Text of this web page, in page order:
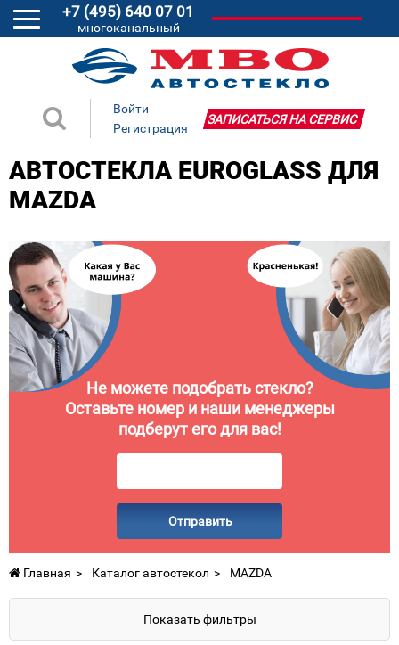
+7 (495) 640 07 01
многоканальный
Войти
Регистрация
ЗАПИСАТЬСЯ НА СЕРВИС
АВТОСТЕКЛА EUROGLASS ДЛЯ
MAZDA
Не можете подобрать стекло?
Оставьте номер и наши менеджеры
подберут его для вас!
Отправить
Главная Каталог автостекол MAZDA
Показать фильтры